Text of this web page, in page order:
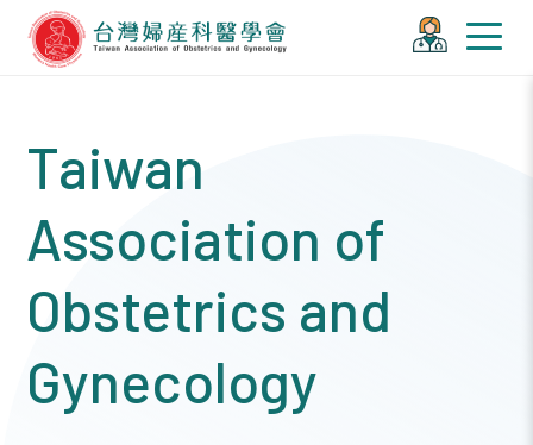
Taiwan
Association of
Obstetrics and
Gynecology